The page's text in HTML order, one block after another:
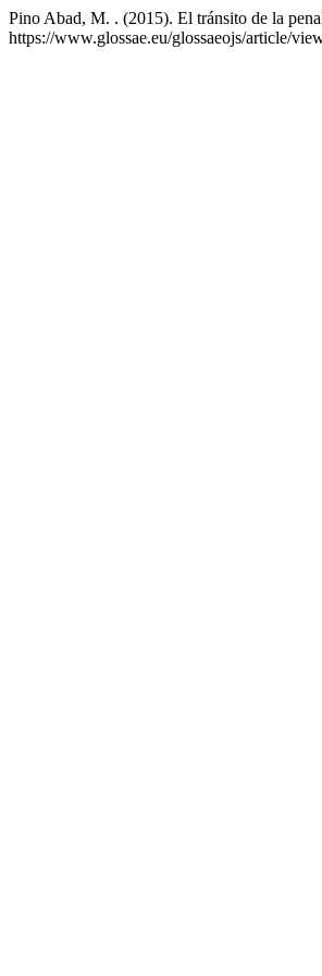
Pino Abad, M. . (2015). El tránsito de la
https://www.glossae.eu/glossaeojs/article/